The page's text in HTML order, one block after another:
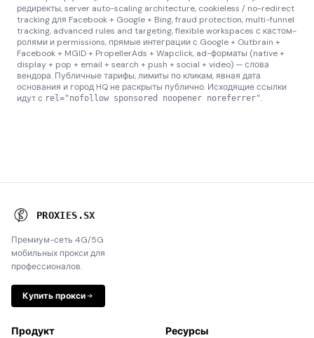
редиректы, server auto-scaling architecture, cookieless / no-redirect
tracking для Facebook + Google + Bing, fraud protection, multi-funnel
tracking, advanced rules and targeting, flexible workspaces с кастом-
ролями и permissions, прямые интеграции с Google + Outbrain +
Facebook + MGID + PropellerAds + Wapclick, ad-форматы (native +
display + pop + email + search + push + social + video) — слова
вендора. Публичные тарифы, лимиты по кликам, явная дата
основания и город HQ не раскрыты публично. Исходящие ссылки
идут с rel="nofollow sponsored noopener noreferrer".
PROXIES .SX
Премиум-сеть 4G/5G
мобильных прокси для
профессионалов.
Купить прокси
Продукт
Ресурсы